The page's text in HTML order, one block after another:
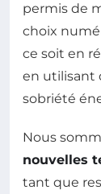
permis de
choix
ce soit en
en utilisant
sobriété
Nous
nouvelles
tant que